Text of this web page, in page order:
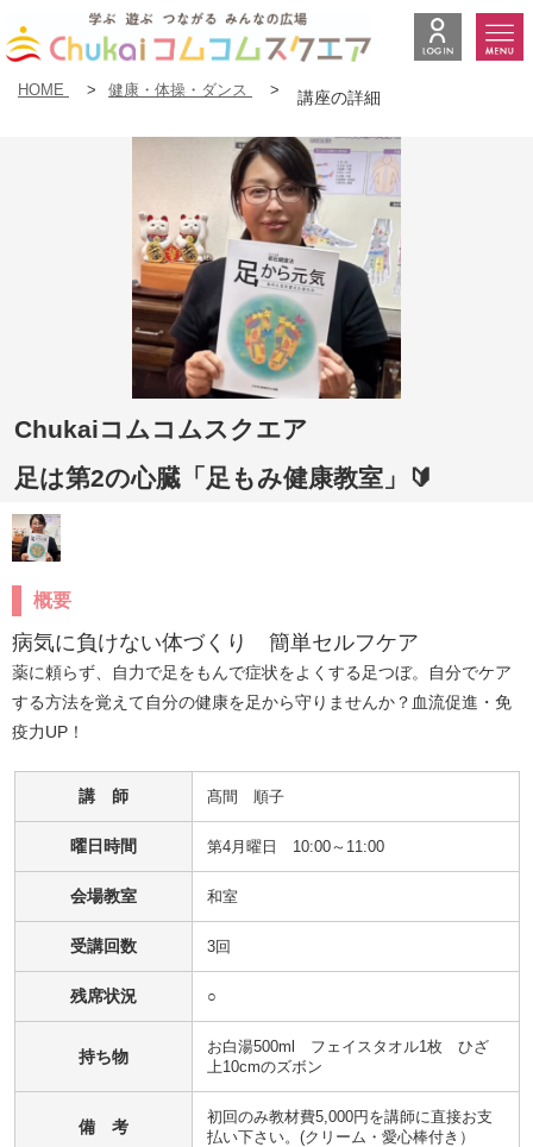
HOME > 健康・体操・ダンス > 講座の詳細
Chukaiコムコムスクエア
足は第2の心臓「足もみ健康教室」🔰
概要
病気に負けない体づくり　簡単セルフケア
薬に頼らず、自力で足をもんで症状をよくする足つぼ。自分でケア
する方法を覚えて自分の健康を足から守りませんか？血流促進・免
疫力UP！
講 師 髙間　順子
曜日時間 第4月曜日 10:00～11:00
会場教室 和室
受講回数 3回
残席状況 ○
持ち物
お白湯500ml　フェイスタオル1枚　ひざ
上10cmのズボン
備 考
初回のみ教材費5,000円を講師に直接お支
払い下さい。(クリーム・愛心棒付き）